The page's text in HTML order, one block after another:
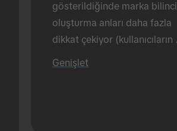
gösterildiğinde marka bilinci
oluşturma anları daha fazla
dikkat çekiyor (kullanıcıların
Genişlet